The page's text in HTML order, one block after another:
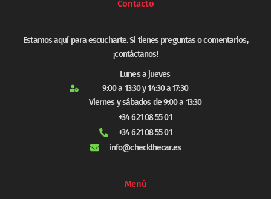
Contacto
Estamos aquí para escucharte. Si tienes preguntas o comentarios,
¡contáctanos!
Lunes a jueves
9:00 a 13:30 y 14:30 a 17:30
Viernes y sábados de 9:00 a 13:30
+34 621 08 55 01
+34 621 08 55 01
info@checkthecar.es
Menú